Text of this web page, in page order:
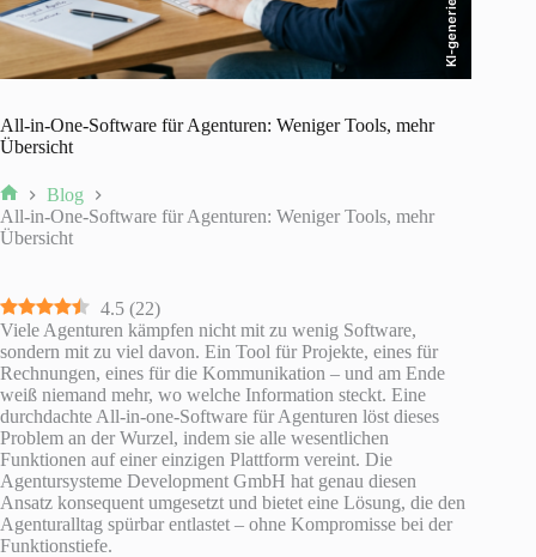
KI-generiert
All-in-One-Software für Agenturen: Weniger Tools, mehr
Übersicht
Start
Blog
All-in-One-Software für Agenturen: Weniger Tools, mehr
Übersicht
4.5 (22)
Viele Agenturen kämpfen nicht mit zu wenig Software,
sondern mit zu viel davon. Ein Tool für Projekte, eines für
Rechnungen, eines für die Kommunikation – und am Ende
weiß niemand mehr, wo welche Information steckt. Eine
durchdachte All-in-one-Software für Agenturen löst dieses
Problem an der Wurzel, indem sie alle wesentlichen
Funktionen auf einer einzigen Plattform vereint. Die
Agentursysteme Development GmbH hat genau diesen
Ansatz konsequent umgesetzt und bietet eine Lösung, die den
Agenturalltag spürbar entlastet – ohne Kompromisse bei der
Funktionstiefe.